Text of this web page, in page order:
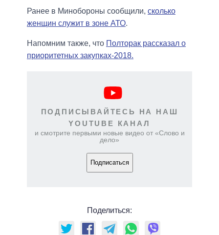
Ранее в Минобороны сообщили, сколько
женщин служит в зоне АТО.
Напомним также, что Полторак рассказал о
приоритетных закупках-2018.
ПОДПИСЫВАЙТЕСЬ НА НАШ
YOUTUBE КАНАЛ
и смотрите первыми новые видео от «Слово и
дело»
Подписаться
Поделиться: